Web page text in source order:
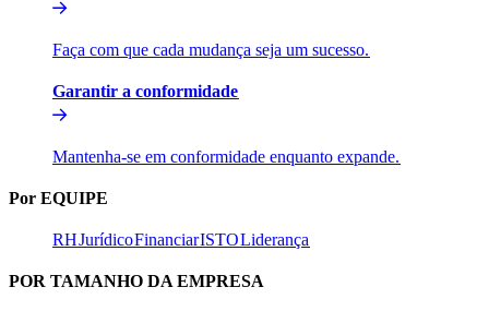
Faça com que cada mudança seja um sucesso.​​
Garantir a conformidade​​
Mantenha-se em conformidade enquanto expande.​​
Por EQUIPE​​
RH​​Jurídico​​Financiar​​ISTO​​Liderança​​
POR TAMANHO DA EMPRESA​​